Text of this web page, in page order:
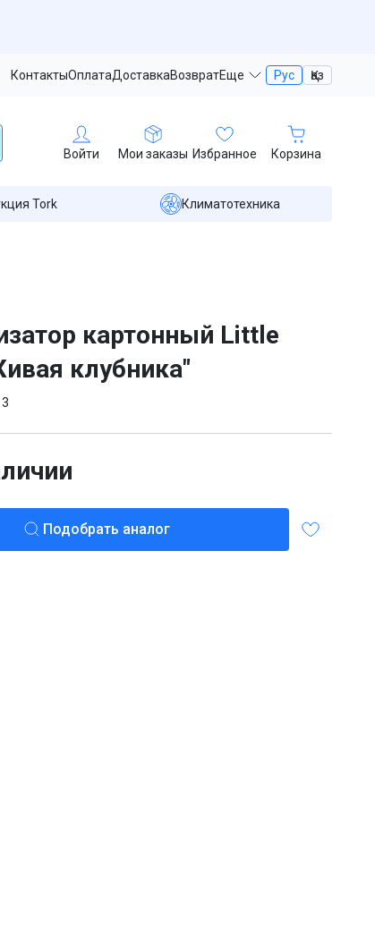
КонтактыОплатаДоставкаВозвратЕще Рус Қаз
Войти Мои заказы Избранное Корзина
Tork Климатотехника
картонный Little
клубника"
Подобрать аналог